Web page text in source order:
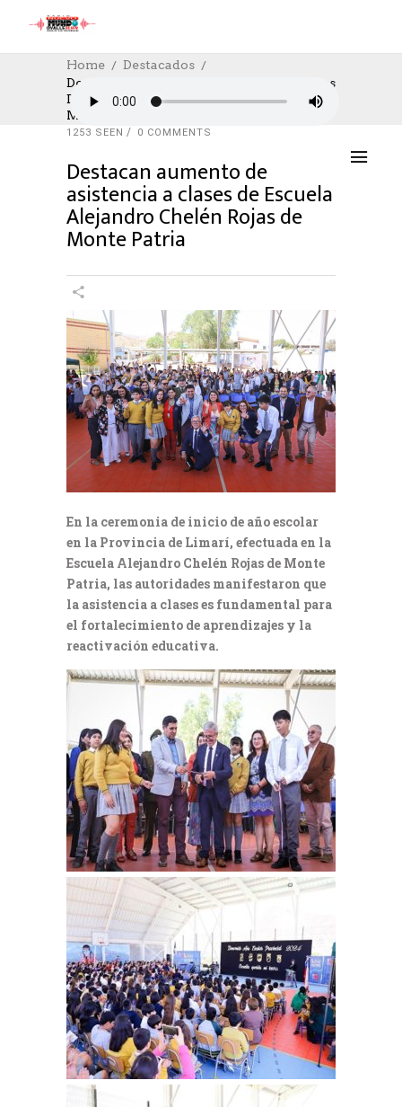
Home
Destacados
Destacan Aumento De Asistencia A Clases
De Escuela Alejandro Chelén Rojas De
Monte Patria
DESTACADOS EDUCACION,SOCIAL
14/03/2024
1253 SEEN
0 COMMENTS
Destacan aumento de
asistencia a clases de Escuela
Alejandro Chelén Rojas de
Monte Patria
En la ceremonia de inicio de año escolar
en la Provincia de Limarí, efectuada en la
Escuela Alejandro Chelén Rojas de Monte
Patria, las autoridades manifestaron que
la asistencia a clases es fundamental para
el fortalecimiento de aprendizajes y la
reactivación educativa.